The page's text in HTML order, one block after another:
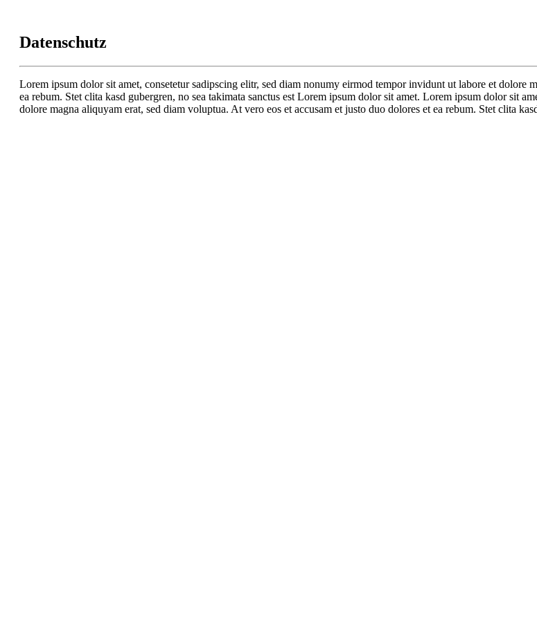
Datenschutz
Lorem ipsum dolor sit amet, consetetur sadipscing elitr, sed diam nonumy eirmod tempor invidunt ut labore et dolore
ea rebum. Stet clita kasd gubergren, no sea takimata sanctus est Lorem ipsum dolor sit amet. Lorem ipsum dolor sit
dolore magna aliquyam erat, sed diam voluptua. At vero eos et accusam et justo duo dolores et ea rebum. Stet clita